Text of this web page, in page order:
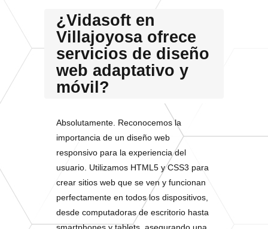
¿Vidasoft en
Villajoyosa ofrece
servicios de diseño
web adaptativo y
móvil?
Absolutamente. Reconocemos la
importancia de un diseño web
responsivo para la experiencia del
usuario. Utilizamos HTML5 y CSS3 para
crear sitios web que se ven y funcionan
perfectamente en todos los dispositivos,
desde computadoras de escritorio hasta